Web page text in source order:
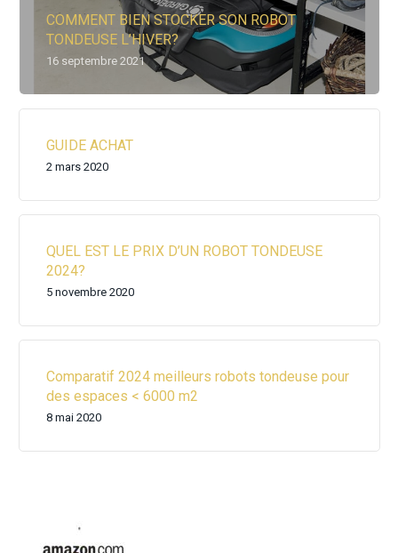
COMMENT BIEN STOCKER SON ROBOT
TONDEUSE L’HIVER?
16 septembre 2021
GUIDE ACHAT
2 mars 2020
QUEL EST LE PRIX D’UN ROBOT TONDEUSE
2024?
5 novembre 2020
Comparatif 2024 meilleurs robots tondeuse pour
des espaces < 6000 m2
8 mai 2020